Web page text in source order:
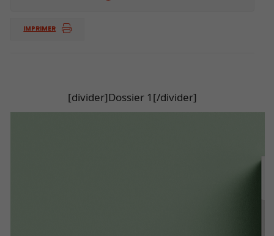
IMPRIMER
[divider]Dossier 1[/divider]